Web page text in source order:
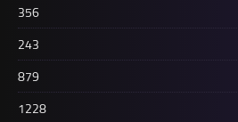
356
243
879
1228